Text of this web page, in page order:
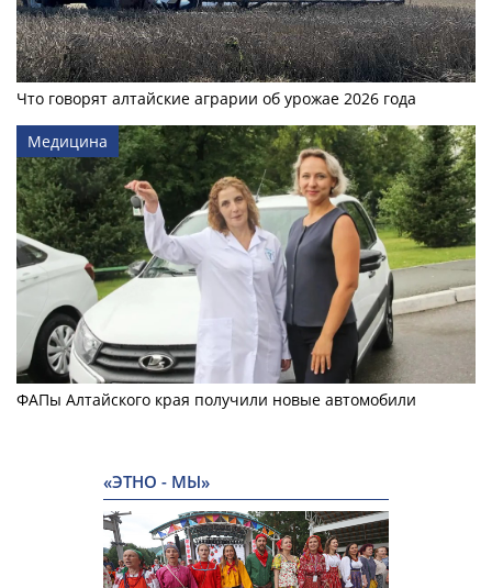
Что говорят алтайские аграрии об урожае 2026 года
Медицина
ФАПы Алтайского края получили новые автомобили
«ЭТНО - МЫ»